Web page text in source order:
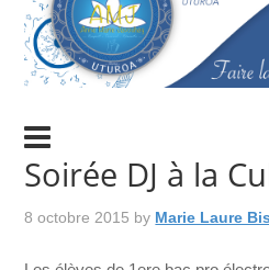
Soirée DJ à la
8 octobre 2015 by Marie Laure